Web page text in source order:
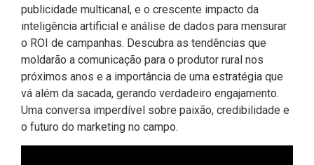
publicidade multicanal, e o crescente impacto da
inteligência artificial e análise de dados para mensurar
o ROI de campanhas. Descubra as tendências que
moldarão a comunicação para o produtor rural nos
próximos anos e a importância de uma estratégia que
vá além da sacada, gerando verdadeiro engajamento.
Uma conversa imperdível sobre paixão, credibilidade e
o futuro do marketing no campo.